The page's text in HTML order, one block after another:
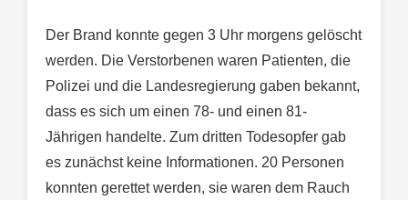
Der Brand konnte gegen 3 Uhr morgens gelöscht
werden. Die Verstorbenen waren Patienten, die
Polizei und die Landesregierung gaben bekannt,
dass es sich um einen 78- und einen 81-
Jährigen handelte. Zum dritten Todesopfer gab
es zunächst keine Informationen. 20 Personen
konnten gerettet werden, sie waren dem Rauch